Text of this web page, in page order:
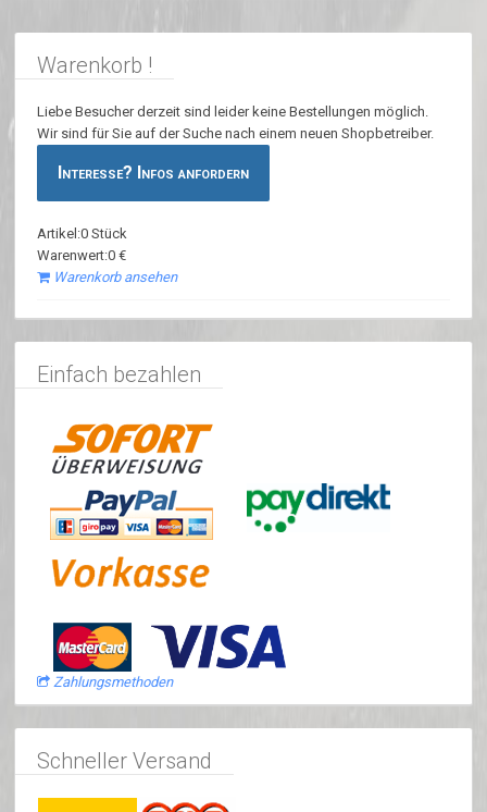
Warenkorb !
Liebe Besucher derzeit sind leider keine Bestellungen möglich.
Wir sind für Sie auf der Suche nach einem neuen Shopbetreiber.
Interesse? Infos anfordern
Artikel:0 Stück
Warenwert:0 €
Warenkorb ansehen
Einfach bezahlen
Zahlungsmethoden
Schneller Versand